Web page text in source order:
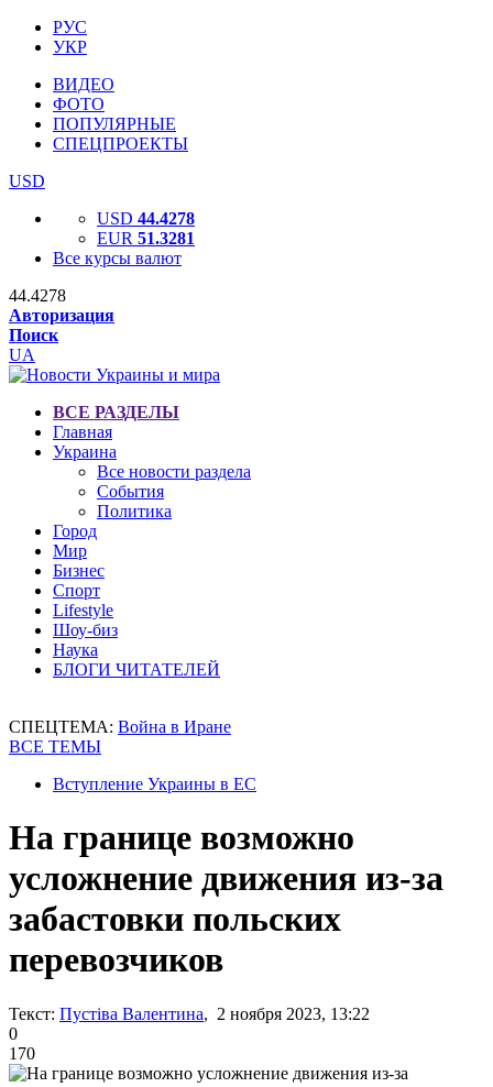
РУС
УКР
ВИДЕО
ФОТО
ПОПУЛЯРНЫЕ
СПЕЦПРОЕКТЫ
USD
USD 44.4278
EUR 51.3281
Все курсы валют
44.4278
Авторизация
Поиск
UA
ВСЕ РАЗДЕЛЫ
Главная
Украина
Все новости раздела
События
Политика
Город
Мир
Бизнес
Спорт
Lifestyle
Шоу-биз
Наука
БЛОГИ ЧИТАТЕЛЕЙ
СПЕЦТЕМА: Война в Иране
ВСЕ ТЕМЫ
Вступление Украины в ЕС
На границе возможно
усложнение движения из-за
забастовки польских
перевозчиков
Текст: Пустіва Валентина, 2 ноября 2023, 13:22
0
170